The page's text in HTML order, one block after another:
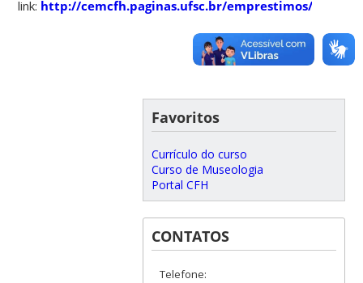
link: http://cemcfh.paginas.ufsc.br/emprestimos/
Favoritos
Currículo do curso
Curso de Museologia
Portal CFH
CONTATOS
Telefone: